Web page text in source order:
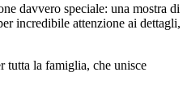
davvero speciale: una mostra di
incredibile attenzione ai dettagli,
tutta la famiglia, che unisce